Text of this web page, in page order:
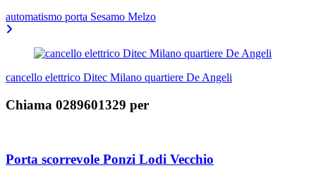
automatismo porta Sesamo Melzo
cancello elettrico Ditec Milano quartiere De Angeli
Chiama 0289601329 per
Porta scorrevole Ponzi Lodi Vecchio